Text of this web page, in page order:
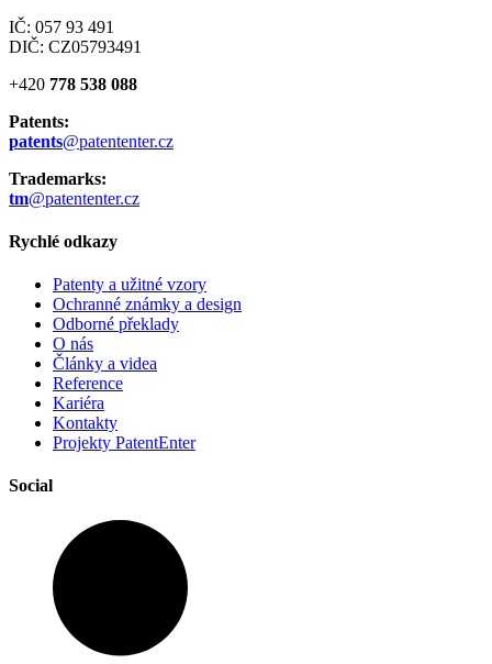
IČ: 057 93 491
DIČ: CZ05793491
+420 778 538 088
Patents:
patents@patententer.cz
Trademarks:
tm@patententer.cz
Rychlé odkazy
Patenty a užitné vzory
Ochranné známky a design
Odborné překlady
O nás
Články a videa
Reference
Kariéra
Kontakty
Projekty PatentEnter
Social